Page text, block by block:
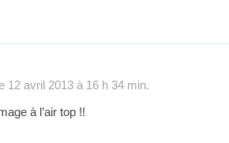
12 avril 2013 à 16 h 34 min.
à l’air top !!